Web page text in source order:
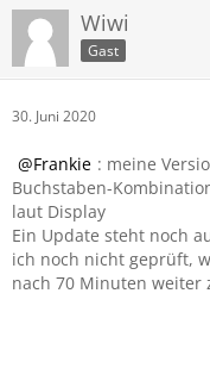
Wiwi
Gast
30. Juni 2020
Frankie : meine
Buchstaben-
laut Display
Ein Update steht noch
ich noch nicht geprüft,
nach 70 Minuten weiter